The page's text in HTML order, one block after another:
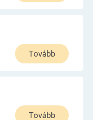
Tovább
Tovább